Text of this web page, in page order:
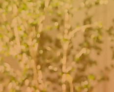
ャ
ー・
成
長
企
業
と
ス
カ
成長企業・ベン
スカウトが届く
すぐに出来
新卒の方